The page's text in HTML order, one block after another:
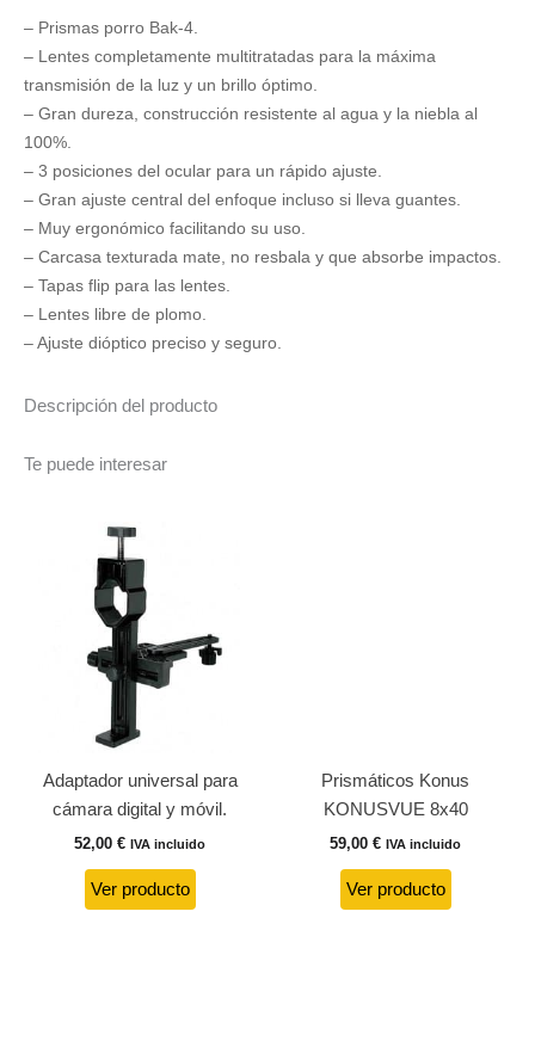
– Prismas porro Bak-4.
– Lentes completamente multitratadas para la máxima
transmisión de la luz y un brillo óptimo.
– Gran dureza, construcción resistente al agua y la niebla al
100%.
– 3 posiciones del ocular para un rápido ajuste.
– Gran ajuste central del enfoque incluso si lleva guantes.
– Muy ergonómico facilitando su uso.
– Carcasa texturada mate, no resbala y que absorbe impactos.
– Tapas flip para las lentes.
– Lentes libre de plomo.
– Ajuste dióptico preciso y seguro.
Descripción del producto
Te puede interesar
Adaptador universal para
cámara digital y móvil.
52,00 € IVA incluido
Ver producto
Prismáticos Konus
KONUSVUE 8x40
59,00 € IVA incluido
Ver producto